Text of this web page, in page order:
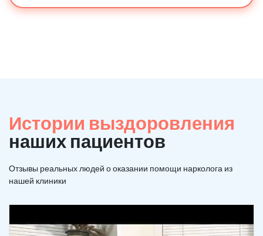
Истории выздоровления
наших пациентов
Отзывы реальных людей о оказании помощи нарколога из
нашей клиники